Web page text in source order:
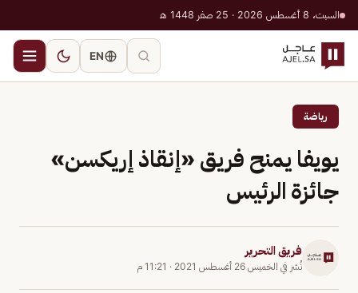
السبت، 8 أغسطس 2026 · 25 صفر 1448 هـ
EN
رياضة
يويفا يمنح فريق «إنقاذ إريكسن»
جائزة الرئيس
فريق التحرير
نُشر في الخميس 26 أغسطس 2021 · 11:21 م